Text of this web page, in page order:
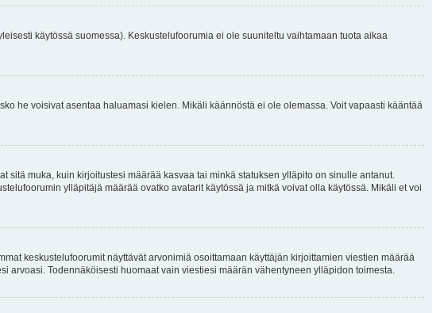
käytössä suomessa). Keskustelufoorumia ei ole suuniteltu vaihtamaan tuota aikaa
he voisivat asentaa haluamasi kielen. Mikäli käännöstä ei ole olemassa. Voit vapaasti kääntää
muka, kuin kirjoitustesi määrää kasvaa tai minkä statuksen ylläpito on sinulle antanut.
ylläpitäjä määrää ovatko avatarit käytössä ja mitkä voivat olla käytössä. Mikäli et voi
keskustelufoorumit näyttävät arvonimiä osoittamaan käyttäjän kirjoittamien viestien määrää
Todennäköisesti huomaat vain viestiesi määrän vähentyneen ylläpidon toimesta.